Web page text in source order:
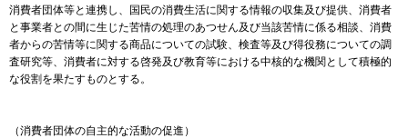
消費者団体等と連携し、国民の消費生活に関する情報の収集及び提供、消費者
と事業者との間に生じた苦情の処理のあつせん及び当該苦情に係る相談、消費
者からの苦情等に関する商品についての試験、検査等及び得役務についての調
査研究等、消費者に対する啓発及び教育等における中核的な機関として積極的
な役割を果たすものとする。
（消費者団体の自主的な活動の促進）